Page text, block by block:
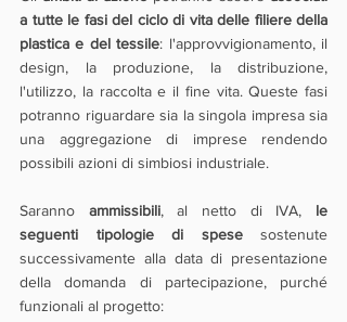
a tutte le fasi del ciclo di vita delle filiere della
plastica e del tessile: l'approvvigionamento, il
design, la produzione, la distribuzione,
l'utilizzo, la raccolta e il fine vita. Queste fasi
potranno riguardare sia la singola impresa sia
una aggregazione di imprese rendendo
possibili azioni di simbiosi industriale.
Saranno ammissibili, al netto di IVA, le
seguenti tipologie di spese sostenute
successivamente alla data di presentazione
della domanda di partecipazione, purché
funzionali al progetto: